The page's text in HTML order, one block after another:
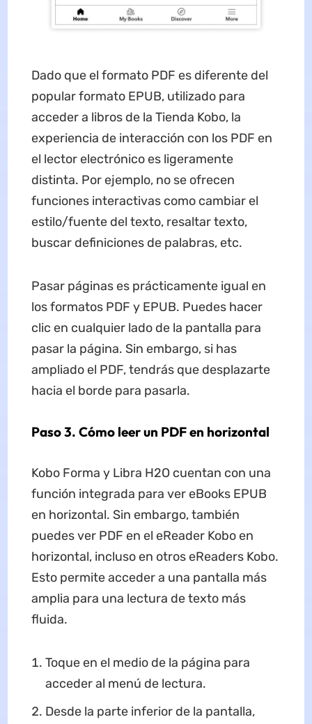
Dado que el formato PDF es diferente del
popular formato EPUB, utilizado para
acceder a libros de la Tienda Kobo, la
experiencia de interacción con los PDF en
el lector electrónico es ligeramente
distinta. Por ejemplo, no se ofrecen
funciones interactivas como cambiar el
estilo/fuente del texto, resaltar texto,
buscar definiciones de palabras, etc.
Pasar páginas es prácticamente igual en
los formatos PDF y EPUB. Puedes hacer
clic en cualquier lado de la pantalla para
pasar la página. Sin embargo, si has
ampliado el PDF, tendrás que desplazarte
hacia el borde para pasarla.
Paso 3. Cómo leer un PDF en horizontal
Kobo Forma y Libra H2O cuentan con una
función integrada para ver eBooks EPUB
en horizontal. Sin embargo, también
puedes ver PDF en el eReader Kobo en
horizontal, incluso en otros eReaders Kobo.
Esto permite acceder a una pantalla más
amplia para una lectura de texto más
fluida.
Toque en el medio de la página para
acceder al menú de lectura.
Desde la parte inferior de la pantalla,